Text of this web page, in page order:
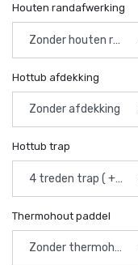
Houten randafwerking
Hottub afdekking
Hottub trap
Thermohout paddel